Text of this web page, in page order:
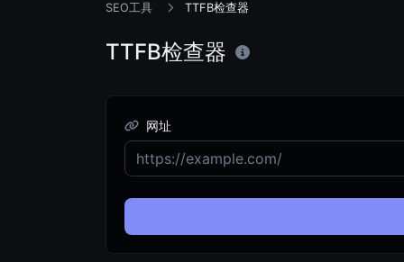
SEO工具 TTFB检查器
TTFB检查器
网址